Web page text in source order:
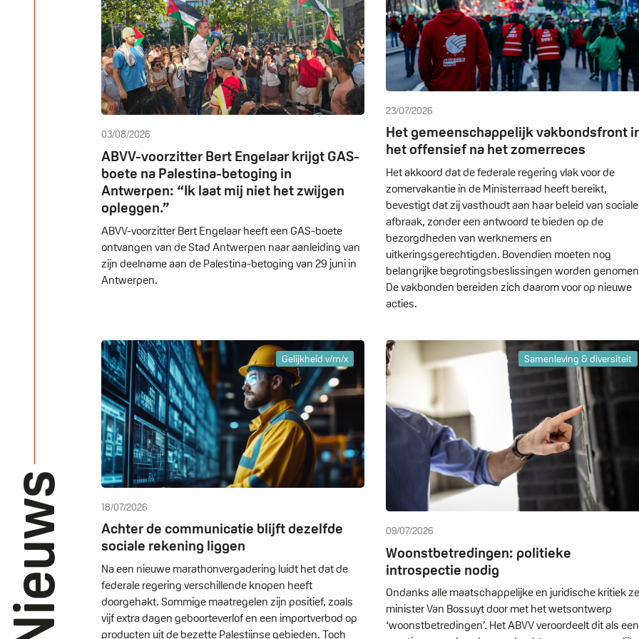
03/08/2026
ABVV-voorzitter Bert Engelaar krijgt GAS-
boete na Palestina-betoging in
Antwerpen: “Ik laat mij niet het zwijgen
opleggen.”
ABVV-voorzitter Bert Engelaar heeft een GAS-boete
ontvangen van de Stad Antwerpen naar aanleiding van
zijn deelname aan de Palestina-betoging van 29 juni in
Antwerpen.
23/07/2026
Het gemeenschappelijk vakbondsfront
het offensief na het zomerreces
Het akkoord dat de federale regering vlak voor de
zomervakantie in de Ministerraad heeft bereikt,
bevestigt dat zij vasthoudt aan haar beleid van sociale
afbraak, zonder een antwoord te bieden op de
bezorgdheden van werknemers en
uitkeringsgerechtigden. Bovendien moeten nog
belangrijke begrotingsbeslissingen worden
De vakbonden bereiden zich daarom voor op nieuwe
acties.
18/07/2026
Gelijkheid v/m/x
Achter de communicatie blijft dezelfde
sociale rekening liggen
Na een nieuwe marathonvergadering luidt het dat de
federale regering verschillende knopen heeft
doorgehakt. Sommige maatregelen zijn positief, zoals
vijf extra dagen geboorteverlof en een importverbod op
producten uit de bezette Palestijnse gebieden. Toch
09/07/2026
Samenleving & diversiteit
Woonstbetredingen: politieke
introspectie nodig
Ondanks alle maatschappelijke en juridische kritiek
minister Van Bossuyt door met het wetsontwerp
‘woonstbetredingen’. Het ABVV veroordeelt dit als een